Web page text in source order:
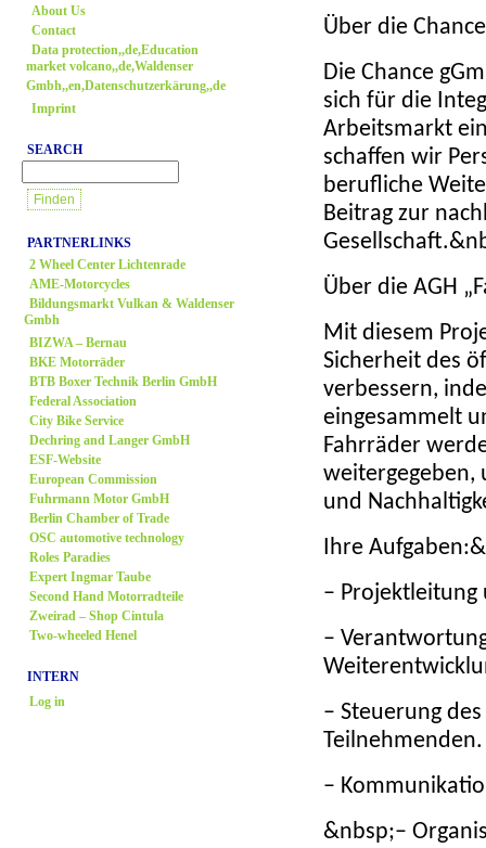
About Us
Contact
Data protection,,de,Education
market volcano,,de,Waldenser
Gmbh,,en,Datenschutzerkärung,,de
Imprint
SEARCH
PARTNERLINKS
2 Wheel Center Lichtenrade
AME-Motorcycles
Bildungsmarkt Vulkan & Waldenser
Gmbh
BIZWA – Bernau
BKE Motorräder
BTB Boxer Technik Berlin GmbH
Federal Association
City Bike Service
Dechring and Langer GmbH
ESF-Website
European Commission
Fuhrmann Motor GmbH
Berlin Chamber of Trade
OSC automotive technology
Roles Paradies
Expert Ingmar Taube
Second Hand Motorradteile
Zweirad – Shop Cintula
Two-wheeled Henel
INTERN
Log in
Über die
Die Chance
sich für die
Arbeitsmarkt
schaffen wir
berufliche
Beitrag zur
Über die AGH
Mit diesem
Sicherheit des
verbessern,
eingesammelt
Fahrräder
weitergegeben,
und
Ihre
–
–
– Steuerung
Teilnehmenden.
–
&nbsp;–